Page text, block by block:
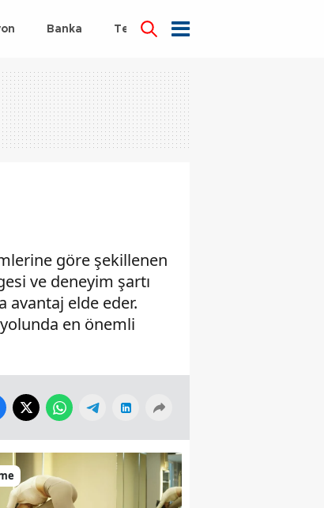
Banka Teknoloji
göre şekillenen
ve deneyim şartı
avantaj elde eder.
en önemli